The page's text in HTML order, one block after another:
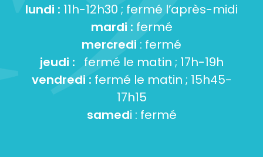
lundi : 11h-12h30 ; fermé l’après-midi
mardi : fermé
mercredi : fermé
jeudi : fermé le matin ; 17h-19h
vendredi : fermé le matin ; 15h45-
17h15
samedi : fermé